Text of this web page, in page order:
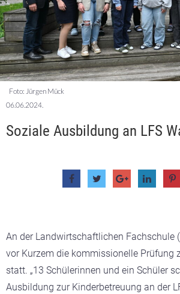
Foto: Jürgen Mück
06.06.2024.
Soziale Ausbildung an LFS
An der Landwirtschaftlichen Fachschule
vor Kurzem die kommissionelle Prüfung
statt. „13 Schülerinnen und ein Schüler
Ausbildung zur Kinderbetreuung an der